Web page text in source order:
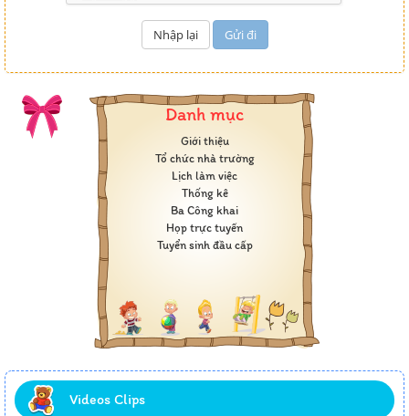
Danh mục
Giới thiệu
Tổ chức nhà trường
Lịch làm việc
Thống kê
Ba Công khai
Họp trực tuyến
Tuyển sinh đầu cấp
Videos Clips